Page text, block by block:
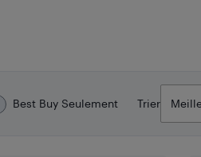
Best Buy Seulement Trier